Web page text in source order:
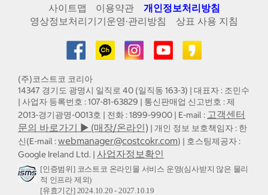
사이트맵 이용약관
개인정보처리방침
영상정보처리기기운영·관리방침
상표 사용 지침
(주)코스트코 코리아
14347 경기도 광명시 일직로 40 (일직동 163-3) | 대표자 : 조민수
| 사업자 등록번호 : 107-81-63829 | 통신판매업 신고번호 : 제
2013-경기광명-0013호 | 전화 : 1899-9900 | E-mail : 고객센터
문의 바로가기 ▶ (매장/온라인) | 개인 정보 보호책임자 : 한
신(E-mail :webmanager@costcokr.com) | 호스팅제공자 :
Google Ireland Ltd. | 사업자정보확인
[인증범위] 코스트코 온라인몰 서비스 운영(심사받지 않은 물리
적 인프라 제외)
[유효기간] 2024.10.20 - 2027.10.19